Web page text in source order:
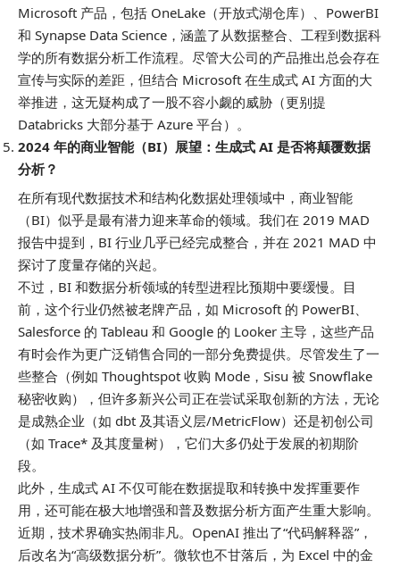
Microsoft 产品，包括 OneLake（开放式湖仓库）、PowerBI
和 Synapse Data Science，涵盖了从数据整合、工程到数据科
学的所有数据分析工作流程。尽管大公司的产品推出总会存在
宣传与实际的差距，但结合 Microsoft 在生成式 AI 方面的大
举推进，这无疑构成了一股不容小觑的威胁（更别提
Databricks 大部分基于 Azure 平台）。
2024 年的商业智能（BI）展望：生成式 AI 是否将颠覆数据
分析？
在所有现代数据技术和结构化数据处理领域中，商业智能
（BI）似乎是最有潜力迎来革命的领域。我们在 2019 MAD
报告中提到，BI 行业几乎已经完成整合，并在 2021 MAD 中
探讨了度量存储的兴起。
不过，BI 和数据分析领域的转型进程比预期中要缓慢。目
前，这个行业仍然被老牌产品，如 Microsoft 的 PowerBI、
Salesforce 的 Tableau 和 Google 的 Looker 主导，这些产品
有时会作为更广泛销售合同的一部分免费提供。尽管发生了一
些整合（例如 Thoughtspot 收购 Mode，Sisu 被 Snowflake
秘密收购），但许多新兴公司正在尝试采取创新的方法，无论
是成熟企业（如 dbt 及其语义层/MetricFlow）还是初创公司
（如 Trace* 及其度量树），它们大多仍处于发展的初期阶
段。
此外，生成式 AI 不仅可能在数据提取和转换中发挥重要作
用，还可能在极大地增强和普及数据分析方面产生重大影响。
近期，技术界确实热闹非凡。OpenAI 推出了“代码解释器”，
后改名为“高级数据分析”。微软也不甘落后，为 Excel 中的金